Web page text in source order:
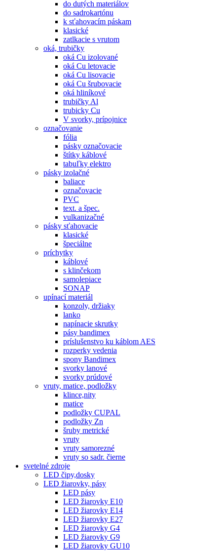
do dutých materiálov
do sadrokartónu
k sťahovacím páskam
klasické
zatlkacie s vrutom
oká, trubičky
oká Cu izolované
oká Cu letovacie
oká Cu lisovacie
oká Cu šrubovacie
oká hliníkové
trubičky Al
trubicky Cu
V svorky, prípojnice
označovanie
fólia
pásky označovacie
štítky káblové
tabuľky elektro
pásky izolačné
baliace
označovacie
PVC
text. a špec.
vulkanizačné
pásky sťahovacie
klasické
špeciálne
príchytky
káblové
s klinčekom
samolepiace
SONAP
upínací materiál
konzoly, držiaky
lanko
napínacie skrutky
pásy bandimex
príslušenstvo ku káblom AES
rozperky vedenia
spony Bandimex
svorky lanové
svorky prúdové
vruty, matice, podložky
klince,nity
matice
podložky CUPAL
podložky Zn
šruby metrické
vruty
vruty samorezné
vruty so sadr. čierne
svetelné zdroje
LED čipy,dosky
LED žiarovky, pásy
LED pásy
LED žiarovky E10
LED žiarovky E14
LED žiarovky E27
LED žiarovky G4
LED žiarovky G9
LED žiarovky GU10